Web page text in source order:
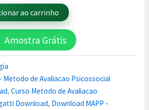
ao carrinho
Amostra Grátis
Metodo de Avaliacao Psicossocial
,Curso Metodo de Avaliacao
Download, Download MAPP -